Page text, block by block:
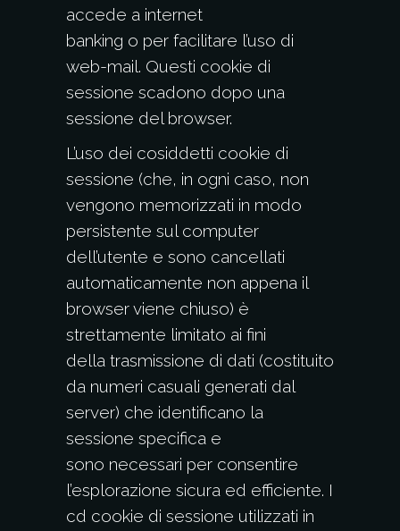
accede a internet
banking o per facilitare l’uso di
web-mail. Questi cookie di
sessione scadono dopo una
sessione del browser.
L’uso dei cosiddetti cookie di
sessione (che, in ogni caso, non
vengono memorizzati in modo
persistente sul computer
dell’utente e sono cancellati
automaticamente non appena il
browser viene chiuso) è
strettamente limitato ai fini
della trasmissione di dati (costituito
da numeri casuali generati dal
server) che identificano la
sessione specifica e
sono necessari per consentire
l’esplorazione sicura ed efficiente. I
cd cookie di sessione utilizzati in